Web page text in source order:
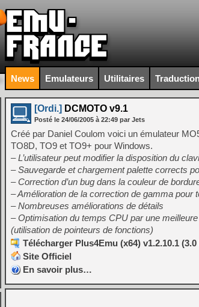
News Emulateurs Utilitaires
[Ordi.] DCMOTO v9.1
Posté le 24/06/2005 à 22:49 par Jets
Créé par Daniel Coulom voici un émulateur
TO8D, TO9 et TO9+ pour Windows.
– L’utilisateur peut modifier la disposition du
– Sauvegarde et chargement palette corrects
– Correction d’un bug dans la couleur de
– Amélioration de la correction de gamma pour
– Nombreuses améliorations de détails
– Optimisation du temps CPU par une
(utilisation de pointeurs de fonctions)
Télécharger Plus4Emu (x64) v1.2.10.1 (3.0
Site Officiel
En savoir plus…